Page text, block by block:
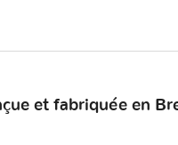
et fabriquée en